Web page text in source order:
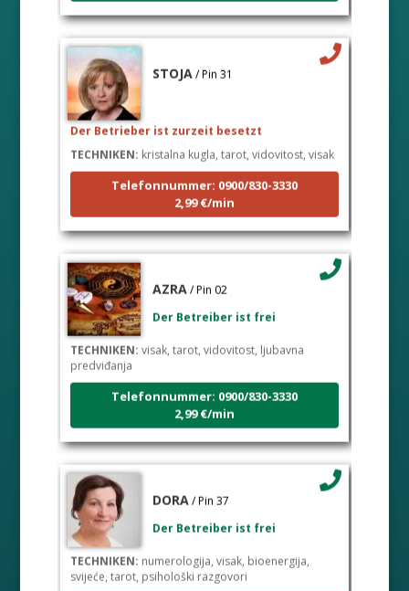
STOJA / Pin 31
Der Betrieber ist zurzeit besetzt
TECHNIKEN: kristalna kugla, tarot, vidovitost, visak
Telefonnummer: 0900/830-3330
2,99 €/min
AZRA / Pin 02
Der Betreiber ist frei
TECHNIKEN:visak, tarot, vidovitost, ljubavna
predviđanja
Telefonnummer: 0900/830-3330
2,99 €/min
DORA / Pin 37
Der Betreiber ist frei
TECHNIKEN:numerologija, visak, bioenergija,
svijeće, tarot, psihološki razgovori